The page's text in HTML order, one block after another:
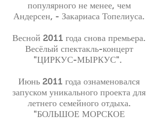
популярного не менее, чем
Андерсен, - Закариаса Топелиуса.
Весной 2011 года снова премьера.
Весёлый спектакль-концерт
"ЦИРКУС-МЫРКУС".
Июнь 2011 года ознаменовался
запуском уникального проекта для
летнего семейного отдыха.
"БОЛЬШОЕ МОРСКОЕ